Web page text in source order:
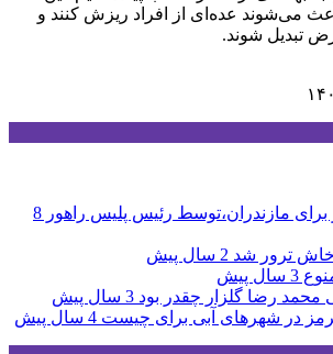
می‌شوند عده‌ای از افراد ریزش کنند و
تبدیل شوند.
برای مازندران،توسط رئیس پلیس راهور 8
ترور شد 2 سال پیش
3 سال پیش
محمد رضا گلزار چقدر بود 3 سال پیش
در شهرهای آبی برای چیست 4 سال پیش